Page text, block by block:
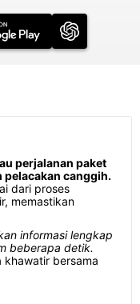
perjalanan paket
pelacakan canggih.
dari proses
memastikan
informasi lengkap
beberapa detik.
khawatir bersama